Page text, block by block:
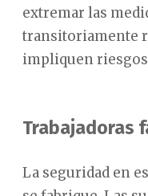
extremar las
transitoriamente
impliquen riesgos
Trabajadoras
La seguridad en